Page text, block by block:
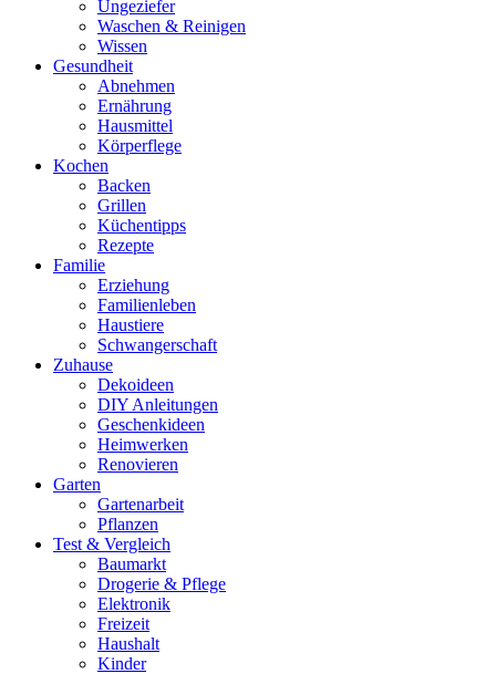
Ungeziefer
Waschen & Reinigen
Wissen
Gesundheit
Abnehmen
Ernährung
Hausmittel
Körperflege
Kochen
Backen
Grillen
Küchentipps
Rezepte
Familie
Erziehung
Familienleben
Haustiere
Schwangerschaft
Zuhause
Dekoideen
DIY Anleitungen
Geschenkideen
Heimwerken
Renovieren
Garten
Gartenarbeit
Pflanzen
Test & Vergleich
Baumarkt
Drogerie & Pflege
Elektronik
Freizeit
Haushalt
Kinder